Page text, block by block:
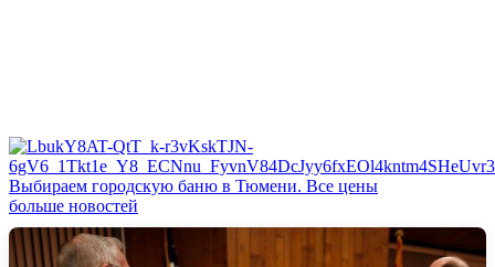
Выбираем городскую баню в Тюмени. Все цены
больше новостей